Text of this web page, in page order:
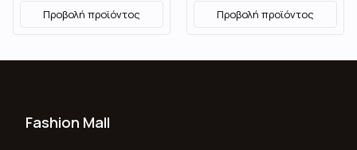
Προβολή προϊόντος Προβολή προϊόντος
Fashion Mall